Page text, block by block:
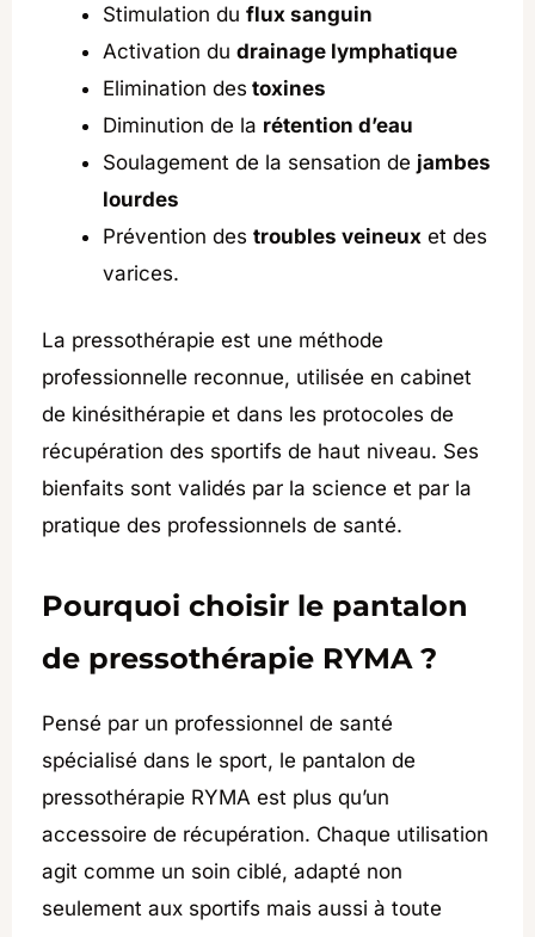
Stimulation du flux sanguin
Activation du drainage lymphatique
Elimination des toxines
Diminution de la rétention d’eau
Soulagement de la sensation de jambes
lourdes
Prévention des troubles veineux et des
varices.
La pressothérapie est une méthode
professionnelle reconnue, utilisée en cabinet
de kinésithérapie et dans les protocoles de
récupération des sportifs de haut niveau. Ses
bienfaits sont validés par la science et par la
pratique des professionnels de santé.
Pourquoi choisir le pantalon
de pressothérapie RYMA ?
Pensé par un professionnel de santé
spécialisé dans le sport, le pantalon de
pressothérapie RYMA est plus qu’un
accessoire de récupération. Chaque utilisation
agit comme un soin ciblé, adapté non
seulement aux sportifs mais aussi à toute